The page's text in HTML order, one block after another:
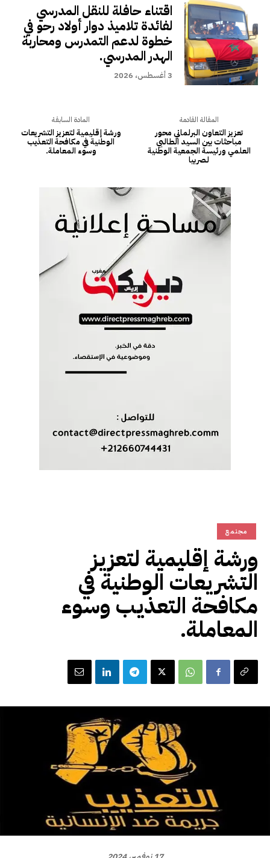
اقتناء حافلة للنقل المدرسي
لفائدة تلاميذ دوار أولاد رحو في
خطوة لدعم التمدرس ومحاربة
الهدر المدرسي.
3 أغسطس، 2026
المادة السابقة
ورشة إقليمية لتعزيز التشريعات
الوطنية في مكافحة التعذيب
وسوء المعاملة.
المقالة القادمة
تعزيز التعاون البرلماني محور
مباحثات بين السيد الطالبي
العلمي ورئيسة الجمعية الوطنية
لصربيا